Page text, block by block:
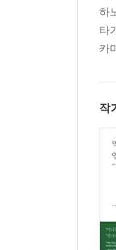
것도
파시스
1 몰라
묻는’
올리
하
타
카
작